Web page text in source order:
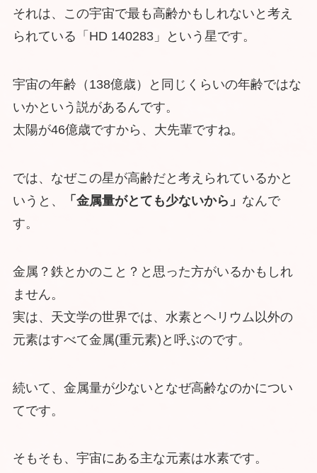
それは、この宇宙で最も高齢かもしれないと考え
られている「HD 140283」という星です。
宇宙の年齢（138億歳）と同じくらいの年齢ではな
いかという説があるんです。
太陽が46億歳ですから、大先輩ですね。
では、なぜこの星が高齢だと考えられているかと
いうと、
「金属量がとても少ないから」 なんで
す。
金属？鉄とかのこと？と思った方がいるかもしれ
ません。
実は、天文学の世界では、水素とヘリウム以外の
元素はすべて金属(重元素)と呼ぶのです。
続いて、金属量が少ないとなぜ高齢なのかについ
てです。
そもそも、宇宙にある主な元素は水素です。